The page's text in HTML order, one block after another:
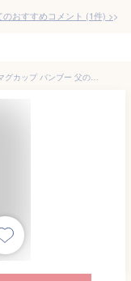
のおすすめコメント (1件) >
名入れ 名前入れ マグカップ ステンレス 名入れマグカップ バンブー 父の日 誕生日プレゼント アウトドア キャンプ プレゼント 記念品